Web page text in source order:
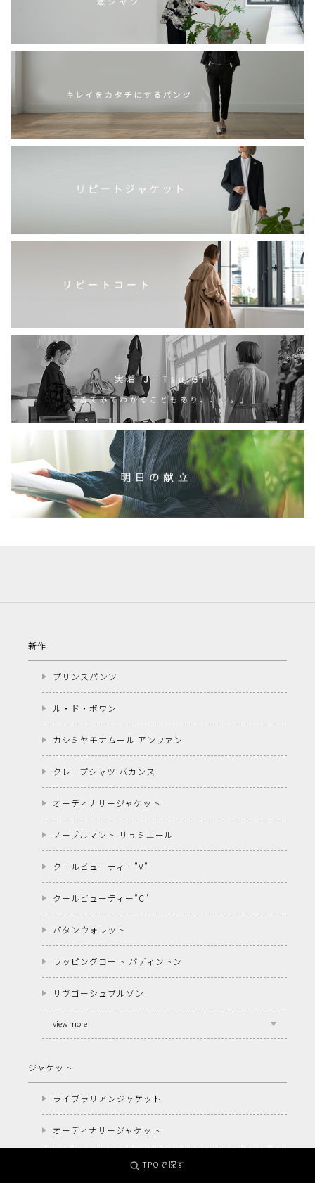
新作
プリンスパンツ
ル・ド・ポワン
カシミヤモナムール アンファン
クレープシャツ バカンス
オーディナリージャケット
ノーブルマント リュミエール
クールビューティー"V"
クールビューティー"C"
パタンウォレット
ラッピングコート パディントン
リヴゴーシュブルゾン
view more
ジャケット
ライブラリアンジャケット
オーディナリージャケット
TPOで探す